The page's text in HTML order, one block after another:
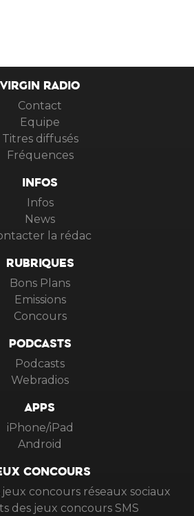
VIRGIN RADIO
Contact
Equipe
Titres diffusés
Fréquences
INFOS
Infos
News
la rédac
RUBRIQUES
Bons Plans
Emissions
Concours
PODCASTS
Podcasts
Webradios
APPS
iPhone/iPad
Android
CONCOURS
concours réseaux sociaux
des jeux concours SMS